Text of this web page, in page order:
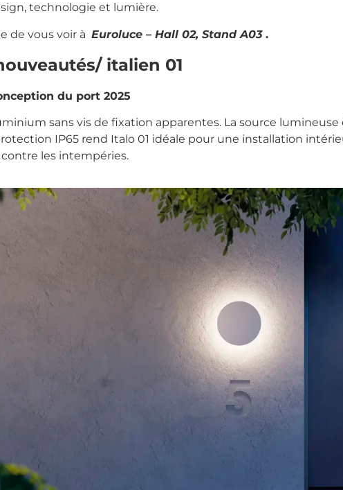
technologie et lumière.
de vous voir à Euroluce – Hall 02, Stand A03.
italien 01
du port 2025
sans vis de fixation apparentes. La source
IP65 rend Italo 01 idéale pour une installation
les intempéries.